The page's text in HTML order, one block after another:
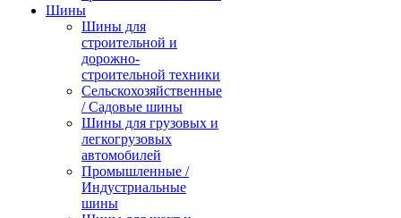
Шины
Шины для
строительной и
дорожно-
строительной техники
Сельскохозяйственные
/ Садовые шины
Шины для грузовых и
легкогрузовых
автомобилей
Промышленные /
Индустриальные
шины